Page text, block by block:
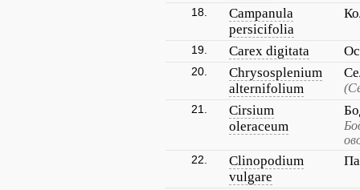
18.
Campanula
persicifolia
19. Carex digitata
20.
Chrysosplenium
alternifolium
21.
Cirsium
oleraceum
22.
Clinopodium
vulgare